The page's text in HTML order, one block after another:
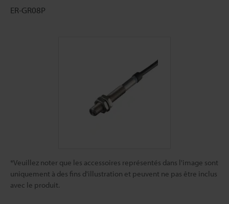
ER-GR08P
*Veuillez noter que les accessoires représentés dans l'image sont
uniquement à des fins d'illustration et peuvent ne pas être inclus
avec le produit.